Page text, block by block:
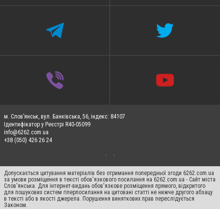
м. Слов’янськ, вул. Банківська, 56, індекс: 84107
Ідентифікатор у Реєстрі R40-05099
info@6262.com.ua
+38 (050) 426 26 24
Допускається цитування матеріалів без отримання попередньої згоди 6262.com.ua
за умови розміщення в тексті обов'язкового посилання на 6262.com.ua - Сайт міста
Слов'янська. Для інтернет-видань обов'язкове розміщення прямого, відкритого
для пошукових систем гіперпосилання на цитовані статті не нижче другого абзацу
в тексті або в якості джерела. Порушення виняткових прав переслідується
Законом.